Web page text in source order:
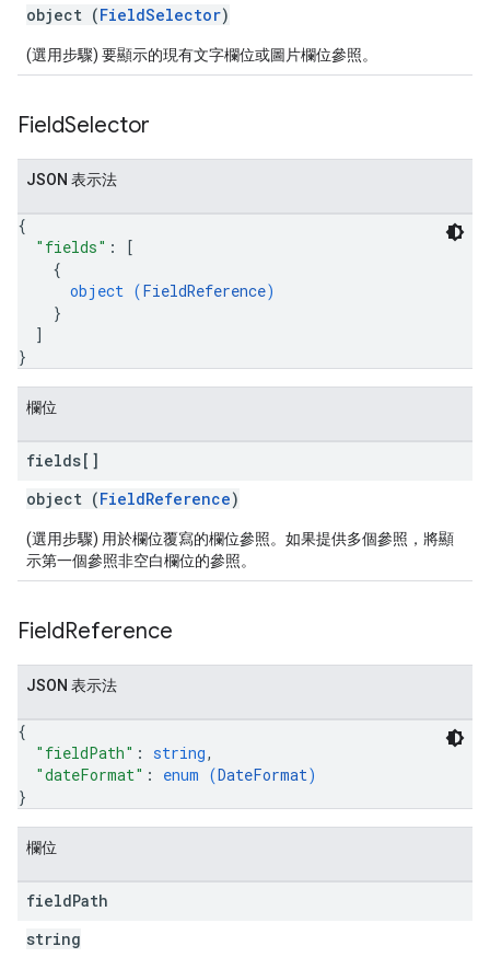
object (FieldSelector)
(選用步驟) 要顯示的現有文字欄位或圖片欄位參照。
FieldSelector
JSON 表示法
{
"fields" :
[
{
object (FieldReference)
}
]
}
欄位
fields[]
object (FieldReference)
(選用步驟) 用於欄位覆寫的欄位參照。如果提供多個參照，將顯
示第一個參照非空白欄位的參照。
FieldReference
JSON 表示法
{
"fieldPath" : string,
"dateFormat" : enum (DateFormat)
}
欄位
fieldPath
string